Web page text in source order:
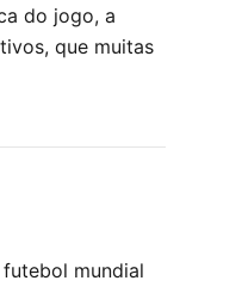
do jogo, a
que muitas
mundial